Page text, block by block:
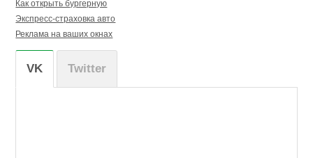
Как открыть бургерную
Экспресс-страховка авто
Реклама на ваших окнах
VK Twitter